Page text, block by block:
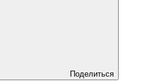
Поделиться